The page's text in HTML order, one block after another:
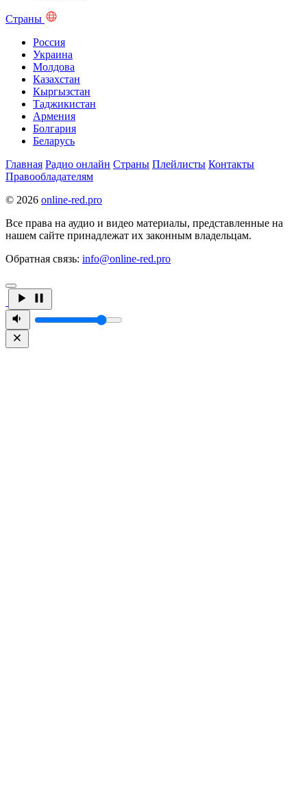
Страны
Россия
Украина
Молдова
Казахстан
Кыргызстан
Таджикистан
Армения
Болгария
Беларусь
Главная Радио онлайн Страны Плейлисты Контакты
Правообладателям
© 2026 online-red.pro
Все права на аудио и видео материалы, представленные на
нашем сайте принадлежат их законным владельцам.
Обратная связь: info@online-red.pro